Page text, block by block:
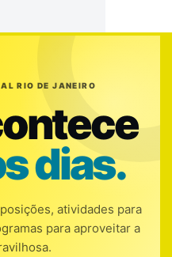
RIO DE JANEIRO
dias.
atividades para
para aproveitar a